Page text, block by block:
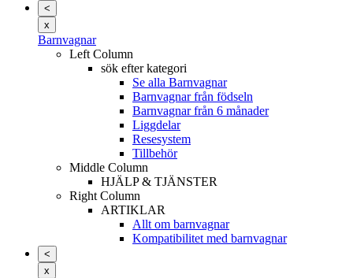
<
x
Barnvagnar
Left Column
sök efter kategori
Se alla Barnvagnar
Barnvagnar från födseln
Barnvagnar från 6 månader
Liggdelar
Resesystem
Tillbehör
Middle Column
HJÄLP & TJÄNSTER
Right Column
ARTIKLAR
Allt om barnvagnar
Kompatibilitet med barnvagnar
<
x